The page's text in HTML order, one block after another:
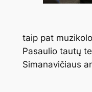
taip pat
Pasaulio tautų
Simanavičiaus